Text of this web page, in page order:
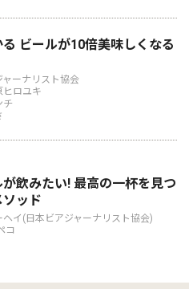
る ビールが10倍美味しくなる
ーナリスト協会
ヒロユキ
チ
飲みたい! 最高の一杯を見つ
ッド
イ(日本ビアジャーナリスト協会)
コ